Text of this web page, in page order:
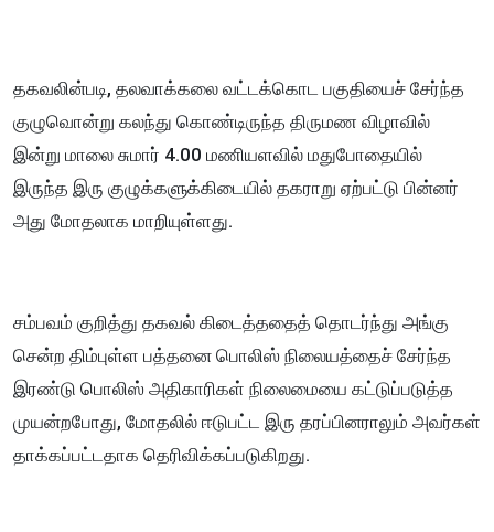
தகவலின்படி, தலவாக்கலை வட்டக்கொட பகுதியைச் சேர்ந்த
குழுவொன்று கலந்து கொண்டிருந்த திருமண விழாவில்
இன்று மாலை சுமார் 4.00 மணியளவில் மதுபோதையில்
இருந்த இரு குழுக்களுக்கிடையில் தகராறு ஏற்பட்டு பின்னர்
அது மோதலாக மாறியுள்ளது.
சம்பவம் குறித்து தகவல் கிடைத்ததைத் தொடர்ந்து அங்கு
சென்ற திம்புள்ள பத்தனை பொலிஸ் நிலையத்தைச் சேர்ந்த
இரண்டு பொலிஸ் அதிகாரிகள் நிலைமையை கட்டுப்படுத்த
முயன்றபோது, மோதலில் ஈடுபட்ட இரு தரப்பினராலும் அவர்கள்
தாக்கப்பட்டதாக தெரிவிக்கப்படுகிறது.